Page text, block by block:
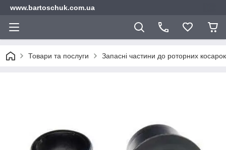
www.bartoschuk.com.ua
Товари та послуги Запасні частини до роторних косарок